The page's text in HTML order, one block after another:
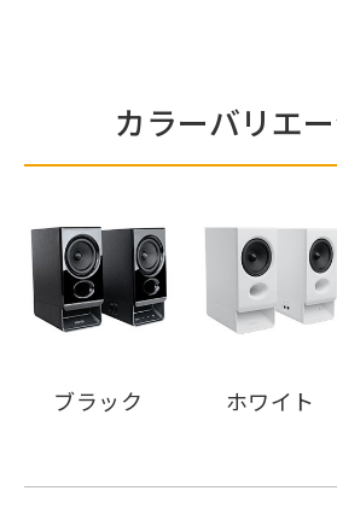
カラーバリエ
ブラック ホワイト